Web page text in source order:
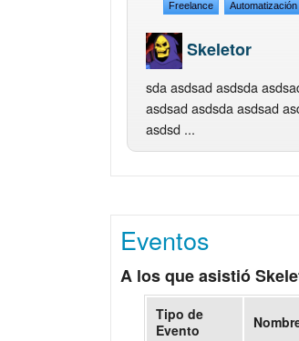
Freelance Automatización
Skeletor
sda asdsad asdsda
asdsad asdsda asdsad
asdsd ...
Eventos
A los que asistió
Tipo de
Evento